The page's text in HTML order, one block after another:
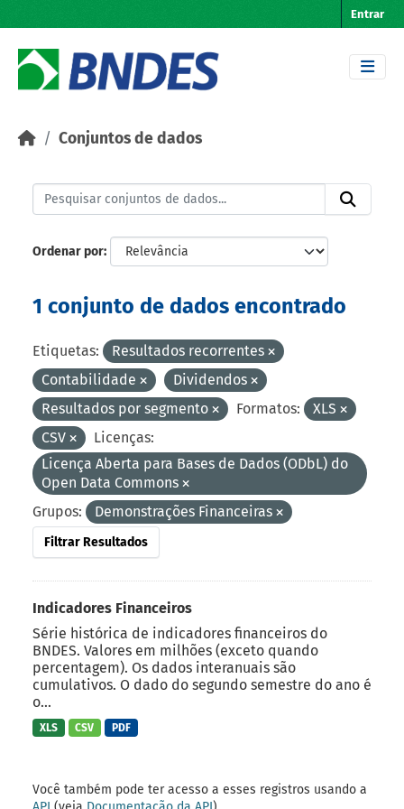
Entrar
Conjuntos de dados
Ordenar por
1 conjunto de dados encontrado
Etiquetas:
Resultados recorrentes
Contabilidade
Dividendos
Resultados por segmento
Formatos:
XLS
CSV
Licenças:
Licença Aberta para Bases de Dados (ODbL) do
Open Data Commons
Grupos:
Demonstrações Financeiras
Filtrar Resultados
Indicadores Financeiros
Série histórica de indicadores financeiros do
BNDES. Valores em milhões (exceto quando
percentagem). Os dados interanuais são
cumulativos. O dado do segundo semestre do ano é
o...
XLS CSV PDF
Você também pode ter acesso a esses registros usando a